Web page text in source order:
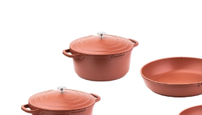
Collections
À propos de Westinghouse